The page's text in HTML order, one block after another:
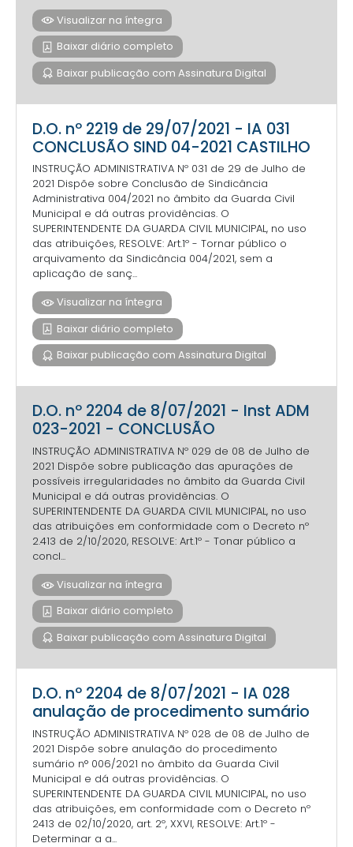
Visualizar na íntegra
Baixar diário completo
Baixar publicação com Assinatura Digital
D.O. nº 2219 de 29/07/2021 - IA 031
CONCLUSÃO SIND 04-2021 CASTILHO
INSTRUÇÃO ADMINISTRATIVA Nº 031 de 29 de Julho de
2021 Dispõe sobre Conclusão de Sindicância
Administrativa 004/2021 no âmbito da Guarda Civil
Municipal e dá outras providências. O
SUPERINTENDENTE DA GUARDA CIVIL MUNICIPAL, no uso
das atribuições, RESOLVE: Art.1º - Tornar público o
arquivamento da Sindicância 004/2021, sem a
aplicação de sanç...
Visualizar na íntegra
Baixar diário completo
Baixar publicação com Assinatura Digital
D.O. nº 2204 de 8/07/2021 - Inst ADM
023-2021 - CONCLUSÃO
INSTRUÇÃO ADMINISTRATIVA Nº 029 de 08 de Julho de
2021 Dispõe sobre publicação das apurações de
possíveis irregularidades no âmbito da Guarda Civil
Municipal e dá outras providências. O
SUPERINTENDENTE DA GUARDA CIVIL MUNICIPAL, no uso
das atribuições em conformidade com o Decreto nº
2.413 de 2/10/2020, RESOLVE: Art.1º - Tonar público a
concl...
Visualizar na íntegra
Baixar diário completo
Baixar publicação com Assinatura Digital
D.O. nº 2204 de 8/07/2021 - IA 028
anulação de procedimento sumário
INSTRUÇÃO ADMINISTRATIVA Nº 028 de 08 de Julho de
2021 Dispõe sobre anulação do procedimento
sumário n° 006/2021 no âmbito da Guarda Civil
Municipal e dá outras providências. O
SUPERINTENDENTE DA GUARDA CIVIL MUNICIPAL, no uso
das atribuições, em conformidade com o Decreto nº
2413 de 02/10/2020, art. 2º, XXVI, RESOLVE: Art.1º -
Determinar a a...